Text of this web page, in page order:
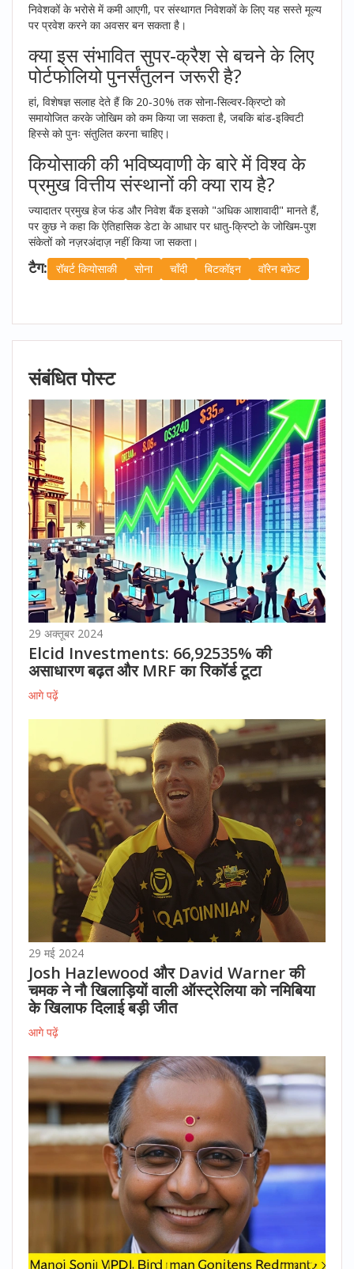
निवेशकों के भरोसे में कमी आएगी, पर संस्थागत निवेशकों के लिए यह सस्ते मूल्य
पर प्रवेश करने का अवसर बन सकता है।
क्या इस संभावित सुपर‑क्रैश से बचने के लिए
पोर्टफोलियो पुनर्संतुलन जरूरी है?
हां, विशेषज्ञ सलाह देते हैं कि 20‑30% तक सोना‑सिल्वर‑क्रिप्टो को
समायोजित करके जोखिम को कम किया जा सकता है, जबकि बांड‑इक्विटी
हिस्से को पुनः संतुलित करना चाहिए।
कियोसाकी की भविष्यवाणी के बारे में विश्व के
प्रमुख वित्तीय संस्थानों की क्या राय है?
ज्यादातर प्रमुख हेज फंड और निवेश बैंक इसको "अधिक आशावादी" मानते हैं,
पर कुछ ने कहा कि ऐतिहासिक डेटा के आधार पर धातु‑क्रिप्टो के जोखिम‑पुश
संकेतों को नज़रअंदाज़ नहीं किया जा सकता।
टैग: रॉबर्ट कियोसाकी सोना चाँदी बिटकॉइन वॉरेन बफ़ेट
संबंधित पोस्ट
29 अक्तूबर 2024
Elcid Investments: 66,92535% की
असाधारण बढ़त और MRF का रिकॉर्ड टूटा
आगे पढ़ें
29 मई 2024
Josh Hazlewood और David Warner की
चमक ने नौ खिलाड़ियों वाली ऑस्ट्रेलिया को नमिबिया
के खिलाफ दिलाई बड़ी जीत
आगे पढ़ें